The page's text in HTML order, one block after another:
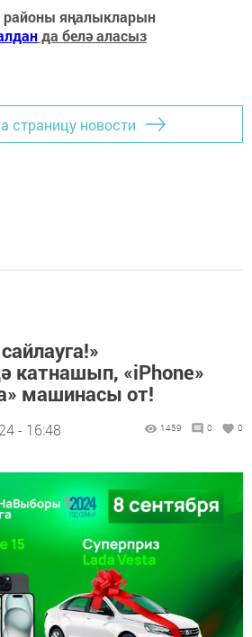
районы яңалыкларын
да белә аласыз
страницу новости
катнашып, «iPhone»
машинасы от!
- 16:48 1459 0 0